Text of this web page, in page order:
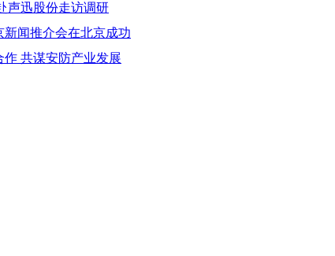
声迅股份走访调研
新闻推介会在北京成功
共谋安防产业发展